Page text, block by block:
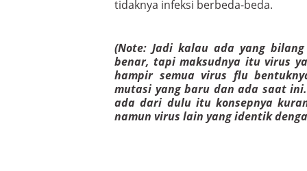
tidaknya infeksi berbeda-beda.
(Note: Jadi kalau ada yang
benar, tapi maksudnya itu virus
hampir semua virus flu
mutasi yang baru dan ada saat
ada dari dulu itu konsepnya
namun virus lain yang identik